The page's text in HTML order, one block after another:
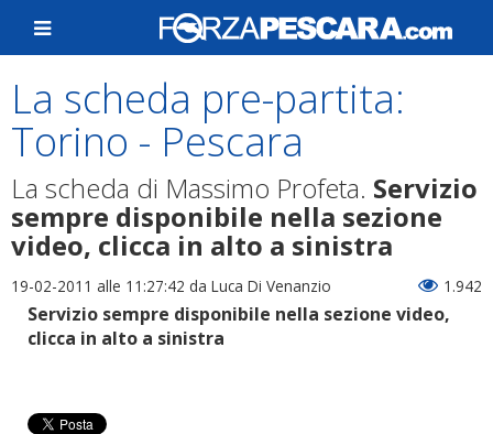
La scheda pre-partita:
Torino - Pescara
La scheda di Massimo Profeta. Servizio
sempre disponibile nella sezione
video, clicca in alto a sinistra
19-02-2011 alle 11:27:42 da Luca Di Venanzio 1.942
Servizio sempre disponibile nella sezione video,
clicca in alto a sinistra